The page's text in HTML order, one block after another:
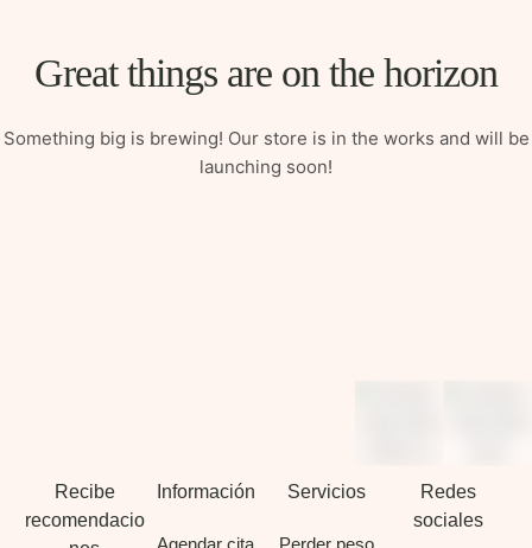
Great things are on the horizon
Something big is brewing! Our store is in the works and will be
launching soon!
Recibe
recomendacio
Información
Agendar cita
Servicios
Perder peso
Redes
sociales